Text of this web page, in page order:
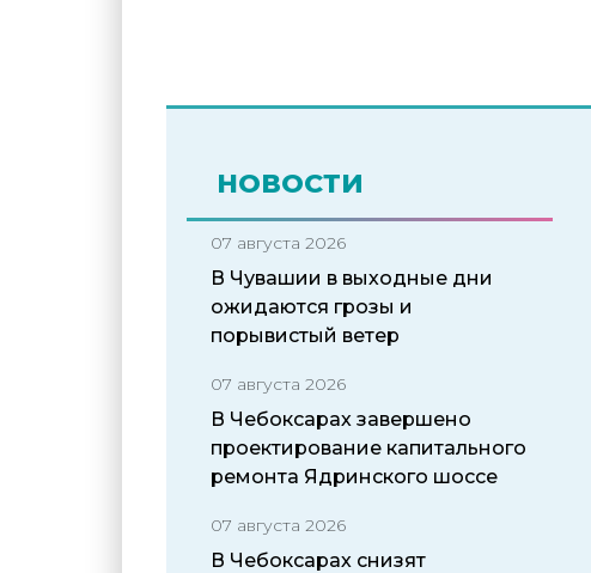
НОВОСТИ
07 августа 2026
В Чувашии в выходные дни
ожидаются грозы и
порывистый ветер
07 августа 2026
В Чебоксарах завершено
проектирование капитального
ремонта Ядринского шоссе
07 августа 2026
В Чебоксарах снизят